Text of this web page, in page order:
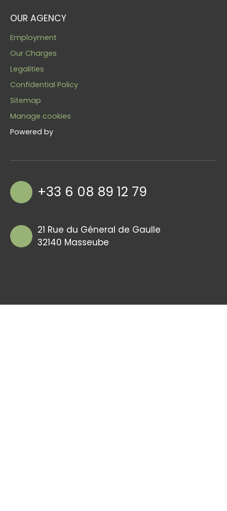
OUR AGENCY
Employment
Our Charges
Legalities
Confidential Policy
Sitemap
Manage cookies
Powered by
+33 6 08 89 12 79
21 Rue du Géneral de Gaulle
32140 Masseube